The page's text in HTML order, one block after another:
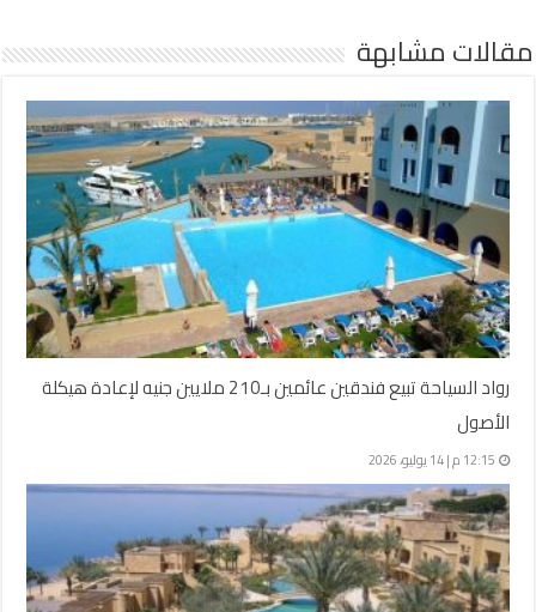
مقالات مشابهة
رواد السياحة تبيع فندقين عائمين بـ210 ملايين جنيه لإعادة هيكلة
الأصول
12:15 م | 14 يوليو، 2026